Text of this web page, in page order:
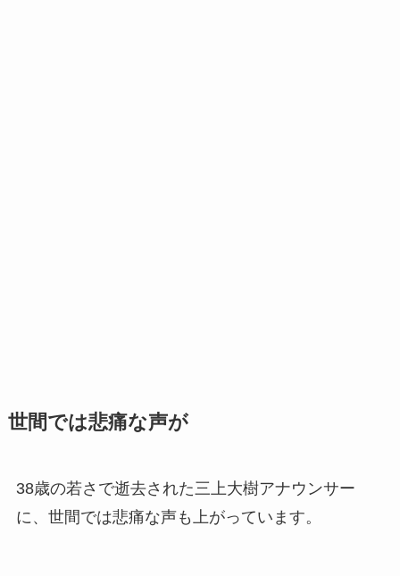
世間では悲痛な声が
38歳の若さで逝去された三上大樹アナウンサー
に、世間では悲痛な声も上がっています。